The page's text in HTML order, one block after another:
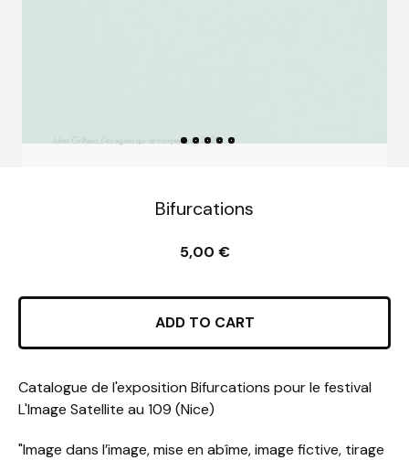
Bifurcations
5,00 €
ADD TO CART
Catalogue de l'exposition Bifurcations pour le festival
L'Image Satellite au 109 (Nice)
"Image dans l’image, mise en abîme, image fictive, tirage